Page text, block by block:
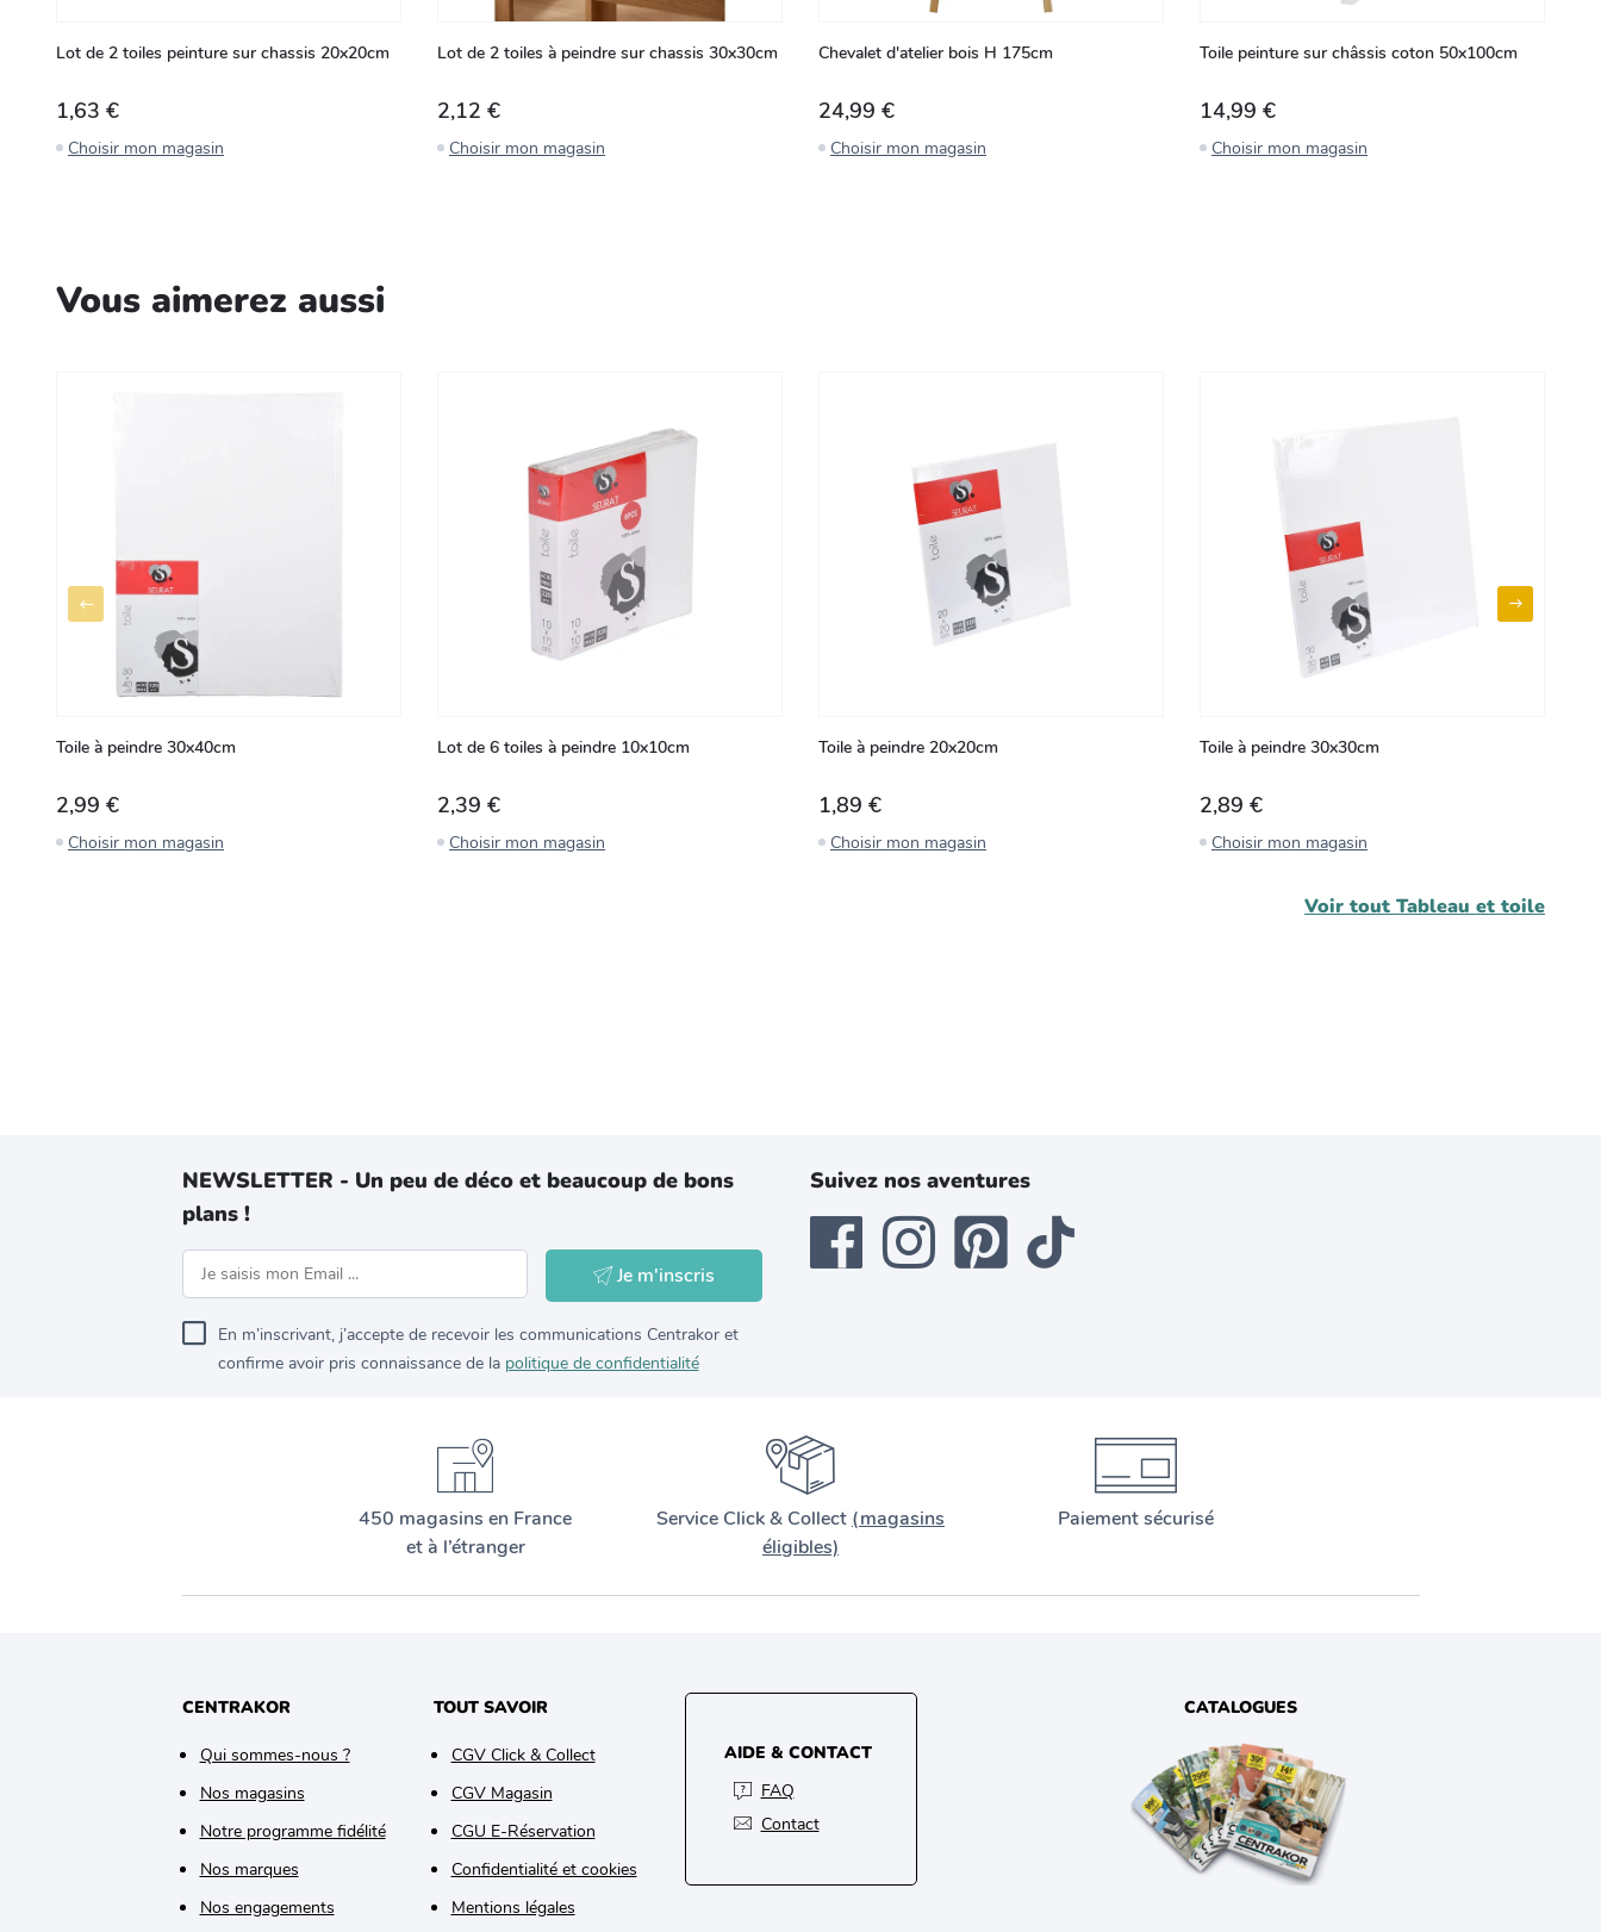
Lot de 2 toiles peinture sur chassis 20x20cm
1,63 €
Choisir mon magasin
Lot de 2 toiles à peindre sur chassis 30x30cm
2,12 €
Choisir mon magasin
Chevalet d'atelier bois H 175cm
24,99 €
Choisir mon magasin
Toile peinture sur châssis coton 50x100cm
14,99 €
Choisir mon magasin
Vous aimerez aussi
Toile à peindre 30x40cm
2,99 €
Choisir mon magasin
Lot de 6 toiles à peindre 10x10cm
2,39 €
Choisir mon magasin
Toile à peindre 20x20cm
1,89 €
Choisir mon magasin
Toile à peindre 30x30cm
2,89 €
Choisir mon magasin
Voir tout Tableau et toile
NEWSLETTER - Un peu de déco et beaucoup de bons
plans !
Je m'inscris
En m’inscrivant, j’accepte de recevoir les communications Centrakor et
confirme avoir pris connaissance de la politique de confidentialité
Suivez nos aventures
450 magasins en France
et à l’étranger
Service Click & Collect (magasins
éligibles)
Paiement sécurisé
CENTRAKOR
Qui sommes-nous ?
Nos magasins
Notre programme fidélité
Nos marques
Nos engagements
TOUT SAVOIR
CGV Click & Collect
CGV Magasin
CGU E-Réservation
Confidentialité et cookies
Mentions légales
AIDE & CONTACT
FAQ
Contact
CATALOGUES